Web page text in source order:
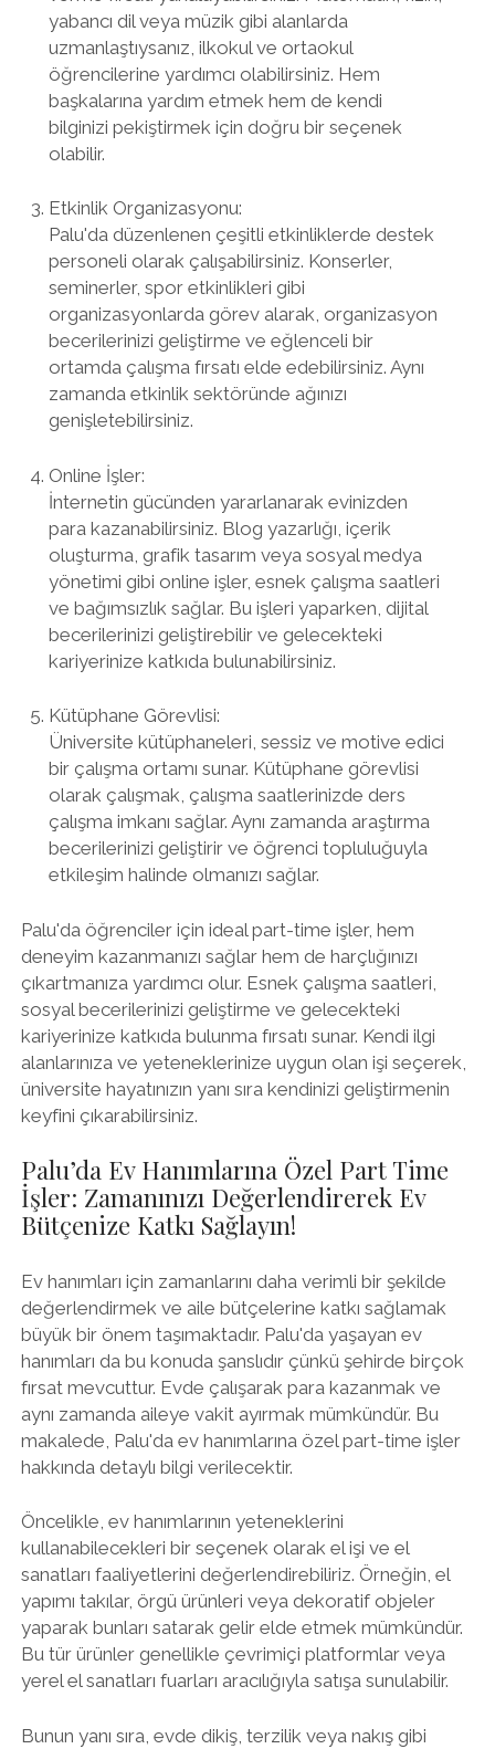
yabancı dil veya müzik gibi alanlarda
uzmanlaştıysanız, ilkokul ve ortaokul
öğrencilerine yardımcı olabilirsiniz. Hem
başkalarına yardım etmek hem de kendi
bilginizi pekiştirmek için doğru bir seçenek
olabilir.
Etkinlik Organizasyonu:
Palu'da düzenlenen çeşitli etkinliklerde destek
personeli olarak çalışabilirsiniz. Konserler,
seminerler, spor etkinlikleri gibi
organizasyonlarda görev alarak, organizasyon
becerilerinizi geliştirme ve eğlenceli bir
ortamda çalışma fırsatı elde edebilirsiniz. Aynı
zamanda etkinlik sektöründe ağınızı
genişletebilirsiniz.
Online İşler:
İnternetin gücünden yararlanarak evinizden
para kazanabilirsiniz. Blog yazarlığı, içerik
oluşturma, grafik tasarım veya sosyal medya
yönetimi gibi online işler, esnek çalışma saatleri
ve bağımsızlık sağlar. Bu işleri yaparken, dijital
becerilerinizi geliştirebilir ve gelecekteki
kariyerinize katkıda bulunabilirsiniz.
Kütüphane Görevlisi:
Üniversite kütüphaneleri, sessiz ve motive edici
bir çalışma ortamı sunar. Kütüphane görevlisi
olarak çalışmak, çalışma saatlerinizde ders
çalışma imkanı sağlar. Aynı zamanda araştırma
becerilerinizi geliştirir ve öğrenci topluluğuyla
etkileşim halinde olmanızı sağlar.
Palu'da öğrenciler için ideal part-time işler, hem
deneyim kazanmanızı sağlar hem de harçlığınızı
çıkartmanıza yardımcı olur. Esnek çalışma saatleri,
sosyal becerilerinizi geliştirme ve gelecekteki
kariyerinize katkıda bulunma fırsatı sunar. Kendi ilgi
alanlarınıza ve yeteneklerinize uygun olan işi seçerek,
üniversite hayatınızın yanı sıra kendinizi geliştirmenin
keyfini çıkarabilirsiniz.
Palu’da Ev Hanımlarına Özel Part Time
İşler: Zamanınızı Değerlendirerek Ev
Bütçenize Katkı Sağlayın!
Ev hanımları için zamanlarını daha verimli bir şekilde
değerlendirmek ve aile bütçelerine katkı sağlamak
büyük bir önem taşımaktadır. Palu'da yaşayan ev
hanımları da bu konuda şanslıdır çünkü şehirde birçok
fırsat mevcuttur. Evde çalışarak para kazanmak ve
aynı zamanda aileye vakit ayırmak mümkündür. Bu
makalede, Palu'da ev hanımlarına özel part-time işler
hakkında detaylı bilgi verilecektir.
Öncelikle, ev hanımlarının yeteneklerini
kullanabilecekleri bir seçenek olarak el işi ve el
sanatları faaliyetlerini değerlendirebiliriz. Örneğin, el
yapımı takılar, örgü ürünleri veya dekoratif objeler
yaparak bunları satarak gelir elde etmek mümkündür.
Bu tür ürünler genellikle çevrimiçi platformlar veya
yerel el sanatları fuarları aracılığıyla satışa sunulabilir.
Bunun yanı sıra, evde dikiş, terzilik veya nakış gibi